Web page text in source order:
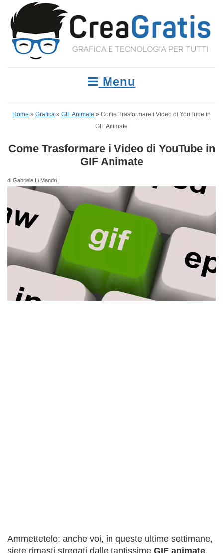
Menu
Home » Grafica » GIF Animate » Come Trasformare i Video di YouTube in
GIF Animate
Come Trasformare i Video di YouTube in
GIF Animate
di Gabriele Li Mandri
Ammettetelo: anche voi, in queste ultime settimane,
siete rimasti stregati dalle tantissime GIF animate